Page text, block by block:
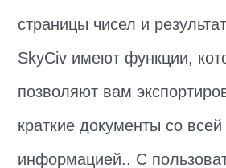
страницы чисел и
SkyCiv имеют функции,
позволяют вам
краткие документы со
информацией.. С